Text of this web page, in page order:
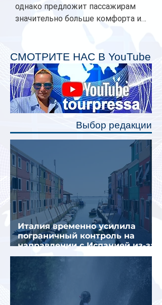
однако предложит пассажирам
значительно больше комфорта и
планируется начать в 2027 году.
Одним из главных нововведений
станут индивидуальные шторки у
каждого спального места. Они
позволят пассажирам закрыть свою
полку во время сна или отдыха,
СМОТРИТЕ НАС В YouTube
Выбор редакции
Италия временно усилила
пограничный контроль на
направлении с Испанией из-за
миграционного кризиса